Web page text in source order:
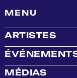
MENU
ARTISTES
MÉDIAS